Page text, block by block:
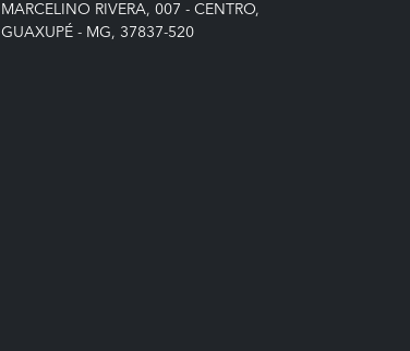
MARCELINO RIVERA, 007 - CENTRO,
GUAXUPÉ - MG, 37837-520